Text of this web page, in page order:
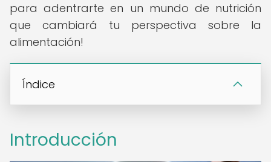
para adentrarte en un mundo de nutrición
que cambiará tu perspectiva sobre la
alimentación!
Índice
Introducción